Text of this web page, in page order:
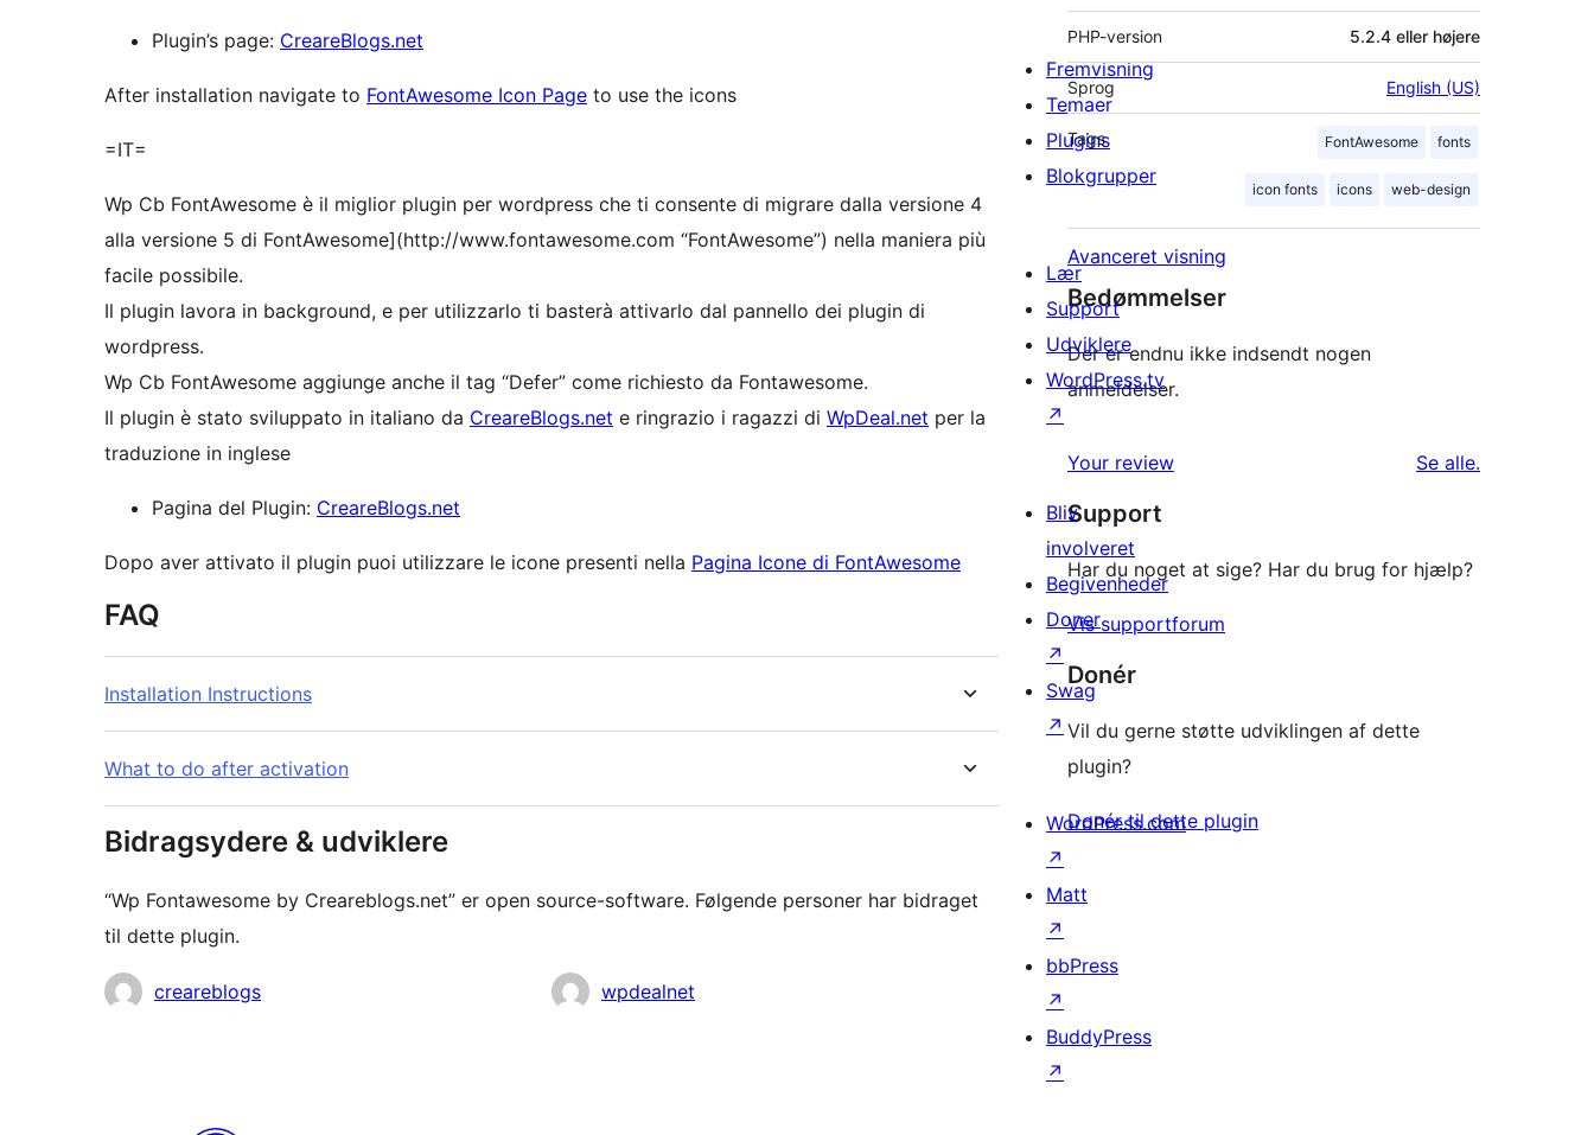
Plugin’s page: CreareBlogs.net
After installation navigate to FontAwesome Icon Page to use the icons
=IT=
Wp Cb FontAwesome è il miglior plugin per wordpress che ti consente di migrare dalla versione 4
alla versione 5 di FontAwesome](http://www.fontawesome.com “FontAwesome”) nella maniera più
facile possibile.
Il plugin lavora in background, e per utilizzarlo ti basterà attivarlo dal pannello dei plugin di
wordpress.
Wp Cb FontAwesome aggiunge anche il tag “Defer” come richiesto da Fontawesome.
Il plugin è stato sviluppato in italiano da CreareBlogs.net e ringrazio i ragazzi di WpDeal.net per la
traduzione in inglese
Pagina del Plugin: CreareBlogs.net
Dopo aver attivato il plugin puoi utilizzare le icone presenti nella Pagina Icone di FontAwesome
FAQ
Installation Instructions
What to do after activation
Bidragsydere & udviklere
“Wp Fontawesome by Creareblogs.net” er open source-software. Følgende personer har bidraget
til dette plugin.
Bidragsydere
creareblogs wpdealnet
PHP-version 5.2.4 eller højere
Sprog English (US)
Tags FontAwesome fonts
icon fonts icons web-design
Avanceret visning
Bedømmelser
Der er endnu ikke indsendt nogen
anmeldelser.
Your review Se alleanmeldelser
.
Support
Har du noget at sige? Har du brug for hjælp?
Vis supportforum
Donér
Vil du gerne støtte udviklingen af dette
plugin?
Donér til dette plugin
Fremvisning
Temaer
Plugins
Blokgrupper
Lær
Support
Udviklere
WordPress.tv
↗
Bliv
involveret
Begivenheder
Doner
↗
Swag
↗
WordPress.com
↗
Matt
↗
bbPress
↗
BuddyPress
↗